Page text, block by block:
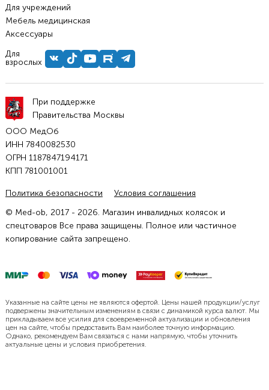
Для учреждений
Мебель медицинская
Аксессуары
Для
взрослых
При поддержке
Правительства Москвы
ООО МедОб
ИНН 7840082530
ОГРН 1187847194171
КПП 781001001
Политика безопасности
Условия соглашения
© Med-ob, 2017 - 2026. Магазин инвалидных колясок и
спецтоваров Все права защищены. Полное или частичное
копирование сайта запрещено.
Указанные на сайте цены не являются офертой. Цены нашей продукции/услуг
подвержены значительным изменениям в связи с динамикой курса валют. Мы
прикладываем все усилия для своевременной актуализации и обновления
цен на сайте, чтобы предоставить Вам наиболее точную информацию.
Однако, рекомендуем Вам связаться с нами напрямую, чтобы уточнить
актуальные цены и условия приобретения.